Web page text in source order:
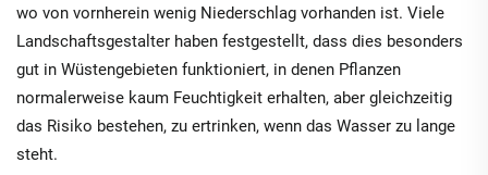
wo von vornherein wenig Niederschlag vorhanden ist. Viele
Landschaftsgestalter haben festgestellt, dass dies besonders
gut in Wüstengebieten funktioniert, in denen Pflanzen
normalerweise kaum Feuchtigkeit erhalten, aber gleichzeitig
das Risiko bestehen, zu ertrinken, wenn das Wasser zu lange
steht.